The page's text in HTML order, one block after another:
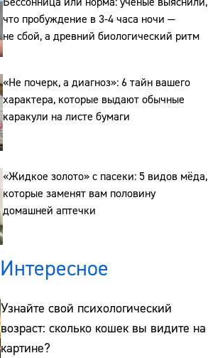
что пробуждение в 3-4 часа ночи —
не сбой, а древний биологический ритм
«Не почерк, а диагноз»: 6 тайн вашего
характера, которые выдают обычные
каракули на листе бумаги
«Жидкое золото» с пасеки: 5 видов мёда,
которые заменят вам половину
домашней аптечки
Интересное
Узнайте свой психологический
возраст: сколько кошек вы видите на
картине?
Сайт:
Телефон: